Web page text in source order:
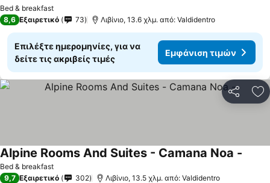
Bed & breakfast
8,6 Εξαιρετικό 73 Λιβίνιο, 13.6 χλμ. από: Valdidentro
Επιλέξτε ημερομηνίες, για να
δείτε τις ακριβείς τιμές
Εμφάνιση τιμών
Bed & breakfast
Alpine Rooms And Suites - Camana Noa -
9,7 Εξαιρετικό 302 Λιβίνιο, 13.5 χλμ. από: Valdidentro